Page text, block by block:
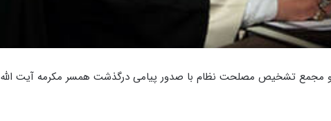
مجمع تشخیص مصلحت نظام با صدور پیامی درگذشت همسر مکرمه آیت الله